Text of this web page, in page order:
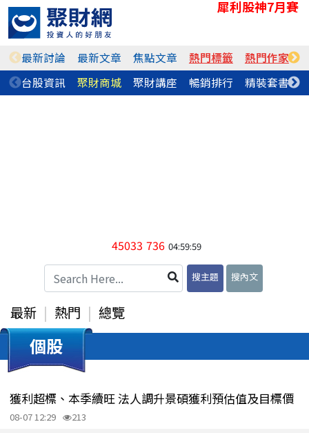
犀利股神7月賽
最新討論 最新文章 焦點文章 熱門標籤 熱門作家
台股資訊
聚財商城 聚財講座 暢銷排行 精裝套書
45033 736 04:59:59
搜主題 搜內文
最新 熱門 總覽
個股
獲利超標、本季續旺 法人調升景碩獲利預估值及目標價
08-07 12:29 213